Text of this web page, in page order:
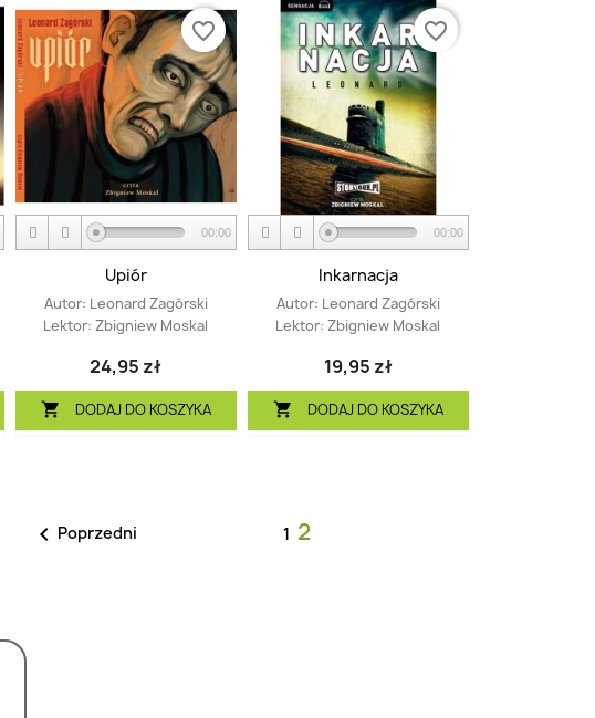
00:00
Upiór
Autor: Leonard Zagórski
Lektor:Zbigniew Moskal
24,95 zł
 DODAJ DO KOSZYKA
favorite_border
00:00
Inkarnacja
Autor: Leonard Zagórski
Lektor:Zbigniew Moskal
19,95 zł
 DODAJ DO KOSZYKA
favorite_border
 Poprzedni 1 2